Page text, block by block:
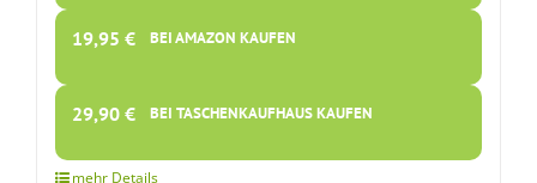
19,95 € BEI AMAZON KAUFEN
29,90 € BEI TASCHENKAUFHAUS KAUFEN